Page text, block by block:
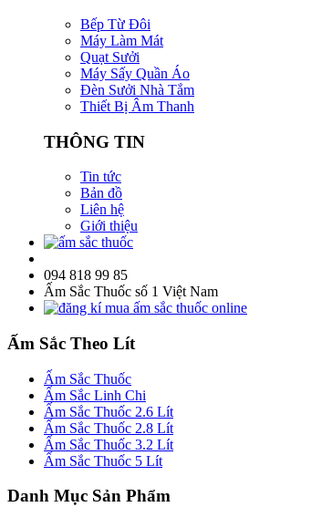
Bếp Từ Đôi
Máy Làm Mát
Quạt Sưởi
Máy Sấy Quần Áo
Đèn Sưởi Nhà Tắm
Thiết Bị Âm Thanh
THÔNG TIN
Tin tức
Bản đồ
Liên hệ
Giới thiệu
094 818 99 85
Ấm Sắc Thuốc số 1 Việt Nam
Ấm Sắc Theo Lít
Ấm Sắc Thuốc
Ấm Sắc Linh Chi
Ấm Sắc Thuốc 2.6 Lít
Ấm Sắc Thuốc 2.8 Lít
Ấm Sắc Thuốc 3.2 Lít
Ấm Sắc Thuốc 5 Lít
Danh Mục Sản Phẩm